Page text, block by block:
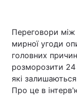
Переговори
мирної угоди
головних
розморозити 24
які
Про це в